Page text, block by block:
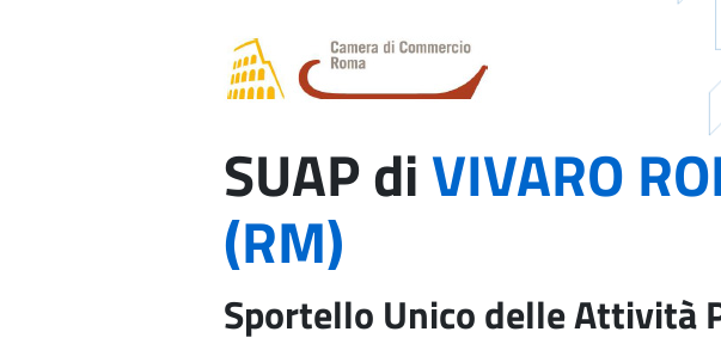
SUAP diVIVARO
(RM)
Sportello Unico delle Attività